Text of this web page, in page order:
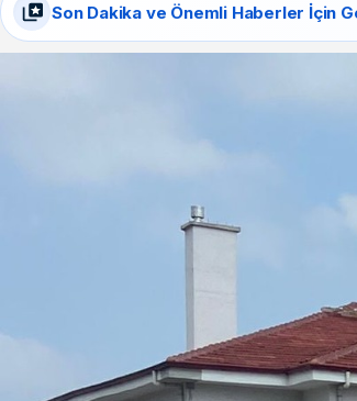
Son Dakika ve Önemli Haberler İçin